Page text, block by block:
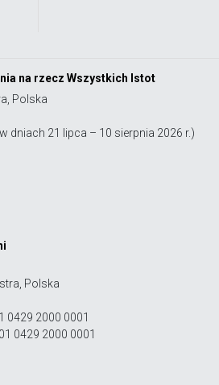
na rzecz Wszystkich Istot
Polska
dniach 21 lipca – 10 sierpnia 2026 r.)
Polska
0429 2000 0001
0429 2000 0001